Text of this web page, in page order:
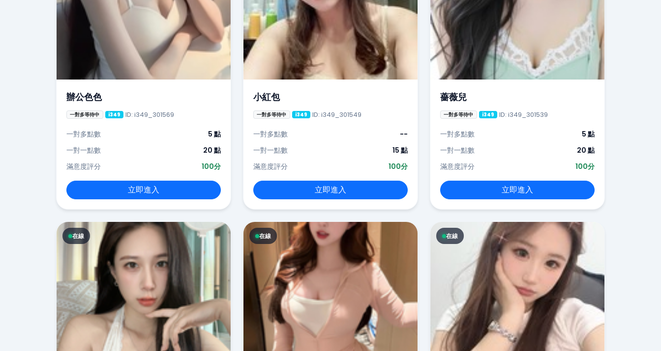
辦公色色
一對多等待中 i349 ID: i349_301569
一對多點數
5 點
一對一點數
20 點
滿意度評分
100分
立即進入
小紅包
一對多等待中 i349 ID: i349_301549
一對多點數
--
一對一點數
15 點
滿意度評分
100分
立即進入
薔薇兒
一對多等待中 i349 ID: i349_301539
一對多點數
5 點
一對一點數
20 點
滿意度評分
100分
立即進入
在線 在線 在線